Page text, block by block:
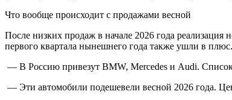
Что вообще происходит с продажами весной
После низких продаж в начале 2026 года реализация
первого квартала нынешнего года также ушли в
— В Россию привезут BMW, Mercedes и Audi.
— Эти автомобили подешевели весной 2026 года.